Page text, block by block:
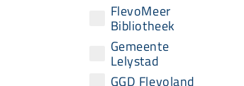
FlevoMeer
Bibliotheek
Gemeente
Lelystad
GGD Flevoland